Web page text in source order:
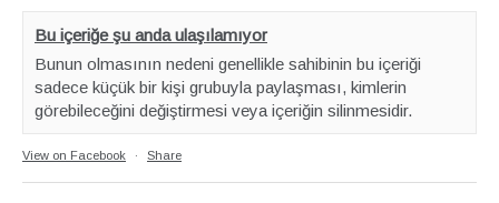
Bu içeriğe şu anda ulaşılamıyor
Bunun olmasının nedeni genellikle sahibinin bu içeriği
sadece küçük bir kişi grubuyla paylaşması, kimlerin
görebileceğini değiştirmesi veya içeriğin silinmesidir.
View on Facebook · Share